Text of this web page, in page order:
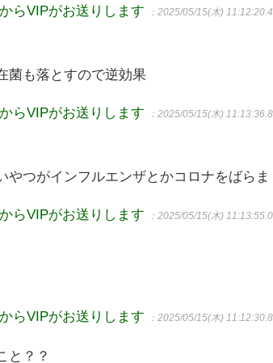
らVIPがお送りします ：2025/05/15(木)
菌も落とすので逆効果
らVIPがお送りします ：2025/05/15(木)
やつがインフルエンザとかコロナをばらま
らVIPがお送りします ：2025/05/15(木)
らVIPがお送りします ：2025/05/15(木)
と？？